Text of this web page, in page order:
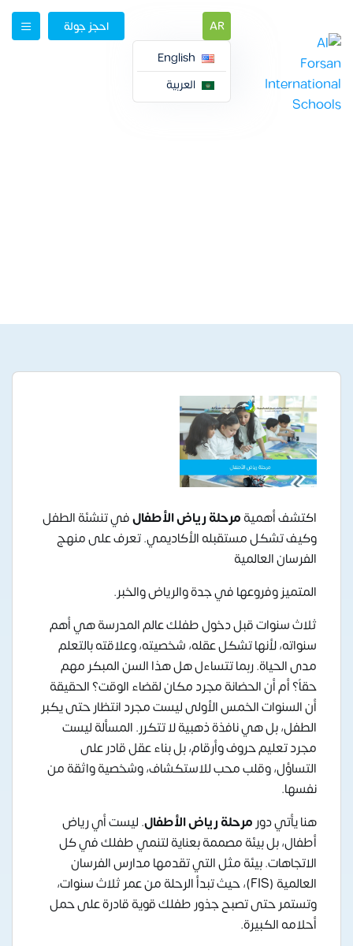
AR
العربية
احجز جولة
اكتشف أهميةمرحلة رياض الأطفالفي تنشئة الطفل
وكيف تشكل مستقبله الأكاديمي. تعرف على منهج
الفرسان العالمية
المتميز وفروعها في جدة والرياض والخبر.
ثلاث سنوات قبل دخول طفلك عالم المدرسة هي أهم
سنواته، لأنها تشكل عقله، شخصيته، وعلاقته بالتعلم
مدى الحياة. ربما تتساءل هل هذا السن المبكر مهم
حقاً؟ أم أن الحضانة مجرد مكان لقضاء الوقت؟ الحقيقة
أن السنوات الخمس الأولى ليست مجرد انتظار حتى يكبر
الطفل، بل هي نافذة ذهبية لا تتكرر. المسألة ليست
مجرد تعليم حروف وأرقام، بل بناء عقل قادر على
التساؤل، وقلب محب للاستكشاف، وشخصية واثقة من
نفسها.
هنا يأتي دور مرحلة رياض الأطفال. ليست أي رياض
أطفال، بل بيئة مصممة بعناية لتنمي طفلك في كل
الاتجاهات. بيئة مثل التي تقدمها مدارس الفرسان
العالمية (FIS)، حيث تبدأ الرحلة من عمر ثلاث سنوات،
وتستمر حتى تصبح جذور طفلك قوية قادرة على حمل
أحلامه الكبيرة.